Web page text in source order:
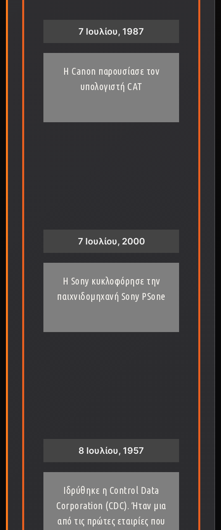
7 Ιουλίου, 1987
Η Canon παρουσίασε τον
υπολογιστή CAT
7 Ιουλίου, 2000
Η Sony κυκλοφόρησε την
παιχνιδομηχανή Sony PSone
8 Ιουλίου, 1957
Ιδρύθηκε η Control Data
Corporation (CDC). Ήταν μια
από τις πρώτες εταιρίες που